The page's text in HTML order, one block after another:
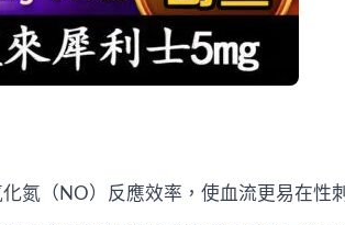
氮（NO）反應效率，使血流更易在性